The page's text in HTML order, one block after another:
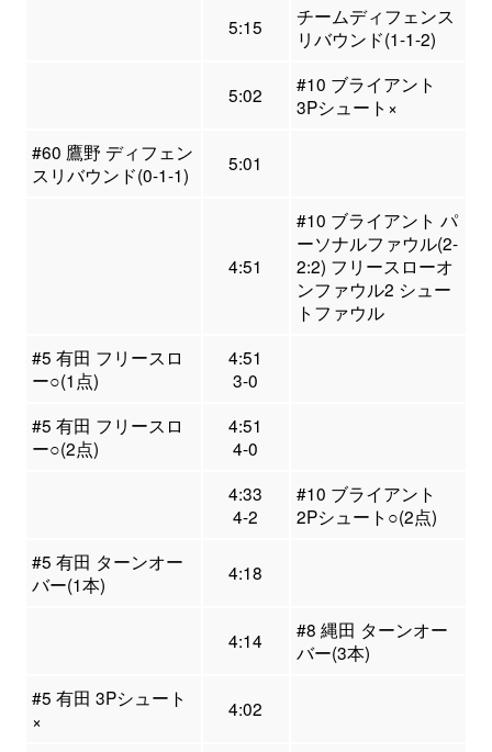
5:15
チームディフェンス
リバウンド(1-1-2)
5:02
#10 ブライアント
3Pシュート×
#60 鷹野 ディフェン
スリバウンド(0-1-1)
5:01
4:51
#10 ブライアント パ
ーソナルファウル(2-
2:2) フリースローオ
ンファウル2 シュー
トファウル
#5 有田 フリースロ
ー○(1点)
4:51
3-0
#5 有田 フリースロ
ー○(2点)
4:51
4-0
4:33
4-2
#10 ブライアント
2Pシュート○(2点)
#5 有田 ターンオー
バー(1本)
4:18
4:14
#8 縄田 ターンオー
バー(3本)
#5 有田 3Pシュート
×
4:02